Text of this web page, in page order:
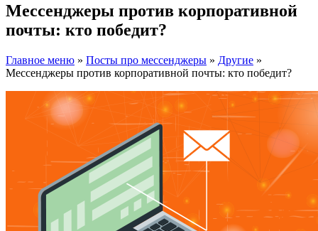
Мессенджеры против корпоративной
почты: кто победит?
Главное меню » Посты про мессенджеры » Другие »
Мессенджеры против корпоративной почты: кто победит?